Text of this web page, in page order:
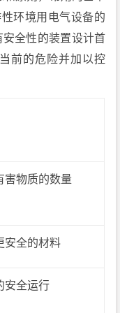
环境用电气设备的
全性的装置设计首
前的危险并加以控
害物质的数量
安全的材料
安全运行